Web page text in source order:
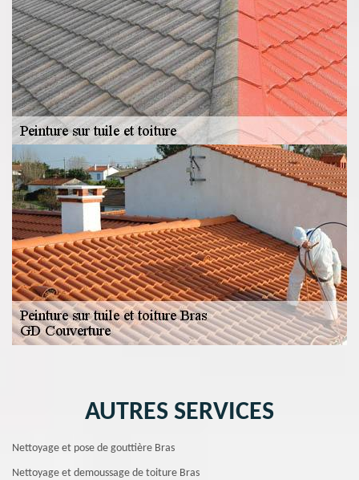
AUTRES SERVICES
Nettoyage et pose de gouttière Bras
Nettoyage et demoussage de toiture Bras